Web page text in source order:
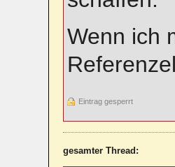
Wenn ich
Eintrag gesperrt
gesamter Thread: